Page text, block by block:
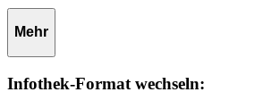
Mehr
Infothek-Format wechseln: